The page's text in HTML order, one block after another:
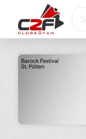
Inhalt
to
fan
&
ticketing